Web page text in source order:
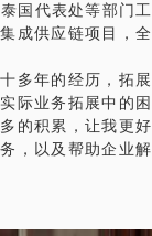
转发，可以在
国代表处等部门工
成供应链项目，全
多年的经历，拓展
际业务拓展中的困
的积累，让我更好
，以及帮助企业解